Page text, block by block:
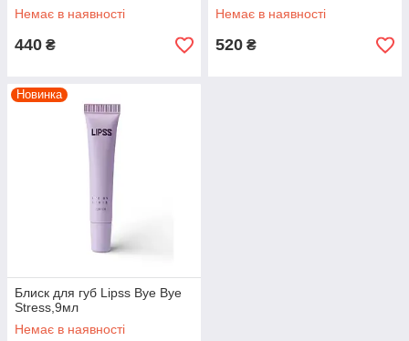
Немає в наявності
440 ₴
Немає в наявності
520 ₴
Новинка
Блиск для губ Lipss Bye Bye
Stress,9мл
Немає в наявності